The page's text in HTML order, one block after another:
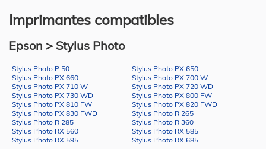
Imprimantes compatibles
Epson > Stylus Photo
Stylus Photo P 50
Stylus Photo PX 650
Stylus Photo PX 660
Stylus Photo PX 700 W
Stylus Photo PX 710 W
Stylus Photo PX 720 WD
Stylus Photo PX 730 WD
Stylus Photo PX 800 FW
Stylus Photo PX 810 FW
Stylus Photo PX 820 FWD
Stylus Photo PX 830 FWD
Stylus Photo R 265
Stylus Photo R 285
Stylus Photo R 360
Stylus Photo RX 560
Stylus Photo RX 585
Stylus Photo RX 595
Stylus Photo RX 685